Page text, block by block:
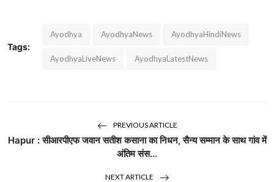
Tags:
Ayodhya AyodhyaNews AyodhyaHindiNews
AyodhyaLiveNews AyodhyaLatestNews
PREVIOUS ARTICLE
Hapur : सीआरपीएफ जवान सतीश कसाना का निधन, सैन्य सम्मान के साथ गांव में
अंतिम संस...
NEXT ARTICLE